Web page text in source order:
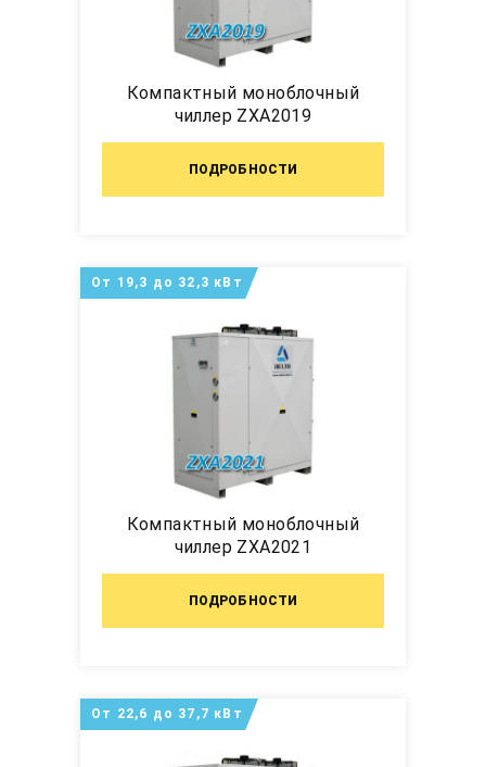
Компактный моноблочный
чиллер ZXA2019
ПОДРОБНОСТИ
Компактный моноблочный
чиллер ZXA2021
ПОДРОБНОСТИ
От 19,3 до 32,3 кВт
От 22,6 до 37,7 кВт